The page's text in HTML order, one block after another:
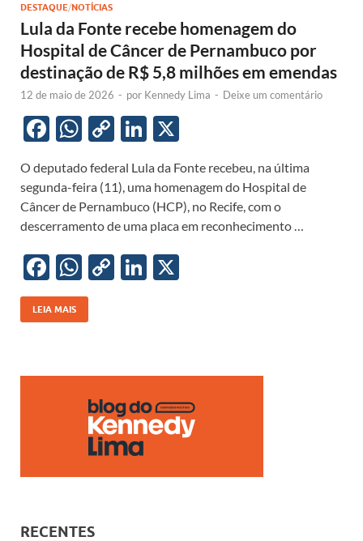
DESTAQUE/NOTÍCIAS
Lula da Fonte recebe homenagem do
Hospital de Câncer de Pernambuco por
destinação de R$ 5,8 milhões em emendas
12 de maio de 2026 - por Kennedy Lima - Deixe um comentário
F
e
b
o
o
k
W
at
s
A
p
p
C
p
y
Li
n
k
Li
k
e
dI
n
O deputado federal Lula da Fonte recebeu, na última
segunda-feira (11), uma homenagem do Hospital de
Câncer de Pernambuco (HCP), no Recife, com o
descerramento de uma placa em reconhecimento …
F
ac
e
o
W
h
at
A
p
p
C
Li
n
k
Li
dI
n
LEIA MAIS
RECENTES